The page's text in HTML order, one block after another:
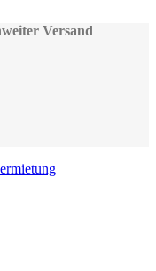
Versand